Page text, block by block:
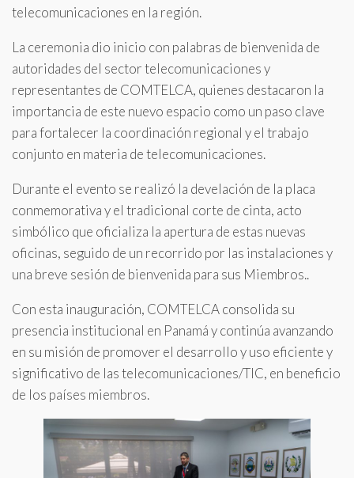
telecomunicaciones en la región.
La ceremonia dio inicio con palabras de bienvenida de
autoridades del sector telecomunicaciones y
representantes de COMTELCA, quienes destacaron la
importancia de este nuevo espacio como un paso clave
para fortalecer la coordinación regional y el trabajo
conjunto en materia de telecomunicaciones.
Durante el evento se realizó la develación de la placa
conmemorativa y el tradicional corte de cinta, acto
simbólico que oficializa la apertura de estas nuevas
oficinas, seguido de un recorrido por las instalaciones y
una breve sesión de bienvenida para sus Miembros..
Con esta inauguración, COMTELCA consolida su
presencia institucional en Panamá y continúa avanzando
en su misión de promover el desarrollo y uso eficiente y
significativo de las telecomunicaciones/TIC, en beneficio
de los países miembros.